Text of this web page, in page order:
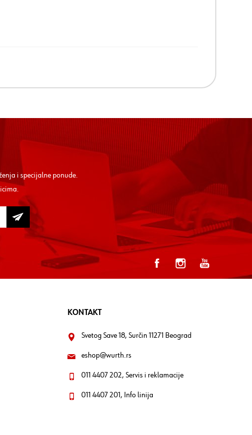
i specijalne ponude.
KONTAKT
Svetog Save 18, Surčin 11271 Beograd
eshop@wurth.rs
011 4407 202, Servis i reklamacije
011 4407 201, Info linija